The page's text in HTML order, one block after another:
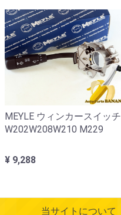
MEYLE ウィンカースイッチ
W202W208W210 M229
¥ 9,288
当サイトについて